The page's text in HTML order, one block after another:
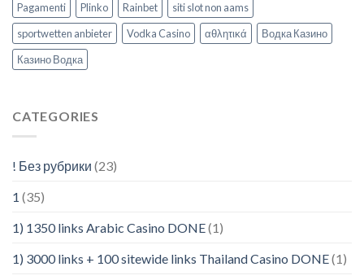
Pagamenti
Plinko Rainbet
siti slot non aams
sportwetten anbieter
Vodka Casino αθλητικά
Водка Казино
Казино Водка
CATEGORIES
! Без рубрики (23)
1 (35)
1) 1350 links Arabic Casino DONE(1)
1) 3000 links + 100 sitewide links Thailand Casino DONE(1)